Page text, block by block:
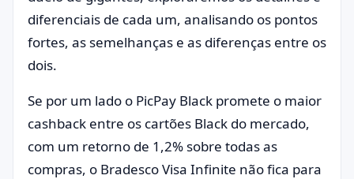
diferenciais de cada um, analisando os pontos
fortes, as semelhanças e as diferenças entre os
dois.
Se por um lado o PicPay Black promete o maior
cashback entre os cartões Black do mercado,
com um retorno de 1,2% sobre todas as
compras, o Bradesco Visa Infinite não fica para